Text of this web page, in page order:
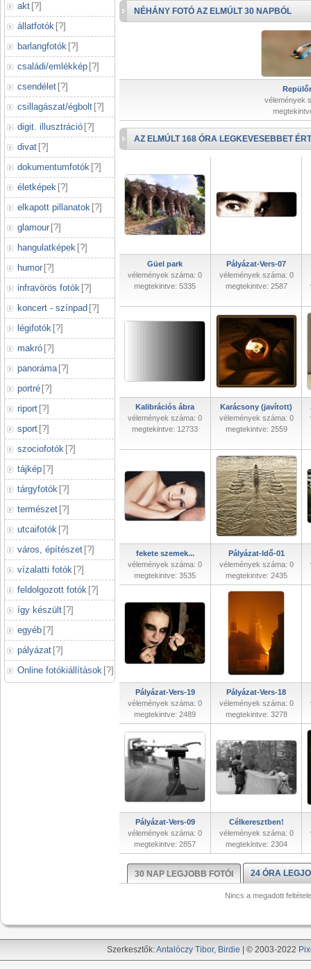
akt [?]
állatfotók [?]
barlangfotók [?]
családi/emlékkép [?]
csendélet [?]
csillagászat/égbolt [?]
digit. illusztráció [?]
divat [?]
dokumentumfotók [?]
életképek [?]
elkapott pillanatok [?]
glamour [?]
hangulatképek [?]
humor [?]
infravörös fotók [?]
koncert - színpad [?]
légifotók [?]
makró [?]
panoráma [?]
portré [?]
riport [?]
sport [?]
szociofotók [?]
tájkép [?]
tárgyfotók [?]
természet [?]
utcaifotók [?]
város, építészet [?]
vízalatti fotók [?]
feldolgozott fotók [?]
így készült [?]
egyéb [?]
pályázat [?]
Online fotókiállítások [?]
NÉHÁNY FOTÓ AZ ELMÚLT 30 NAPBÓL
vélemények
AZ ELMÚLT 168 ÓRA LEGKEVESEBBET
Güel park
vélemények száma: 0
megtekintve: 5335
Pályázat-Vers-07
vélemények száma: 0
megtekintve: 2587
Kalibrációs ábra
vélemények száma: 0
megtekintve: 12733
Karácsony (javított)
vélemények száma: 0
megtekintve: 2559
fekete szemek...
vélemények száma: 0
megtekintve: 3535
Pályázat-Idő-01
vélemények száma: 0
megtekintve: 2435
Pályázat-Vers-19
vélemények száma: 0
megtekintve: 2489
Pályázat-Vers-18
vélemények száma: 0
megtekintve: 3278
Pályázat-Vers-09
vélemények száma: 0
megtekintve: 2857
Célkeresztben!
vélemények száma: 0
megtekintve: 2304
30 NAP LEGJOBB FOTÓI 24 ÓRA
Nincs a megadott
Szerkesztők:Antalóczy Tibor, Birdie | © 2003-2022